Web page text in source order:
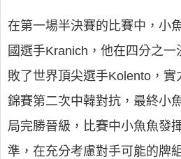
在第一場半決賽的比賽中，小
國選手Kranich，他在四分之
敗了世界頂尖選手Kolento，
錦賽第二次中韓對抗，最終小
局完勝晉級，比賽中小魚魚發
準，在充分考慮對手可能的牌